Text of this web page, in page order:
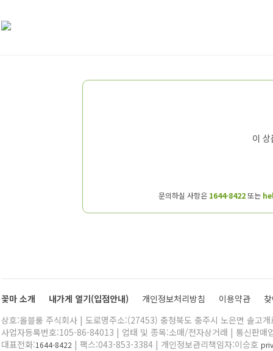
이
문의하실 사항은 1644-8422또는
꽃마 소개 내가게 열기(입점안내) 개인정보처리방침 이용약관
상호:올블룸 주식회사 | 도로명주소:(27453) 충청북도 충주시 노은면 솔고
사업자등록번호:105-86-84013 | 업태 및 종목:소매/전자상거래 | 통신판매
대표전화:1644-8422 | 팩스:043-853-3384 | 개인정보관리책임자:이승호